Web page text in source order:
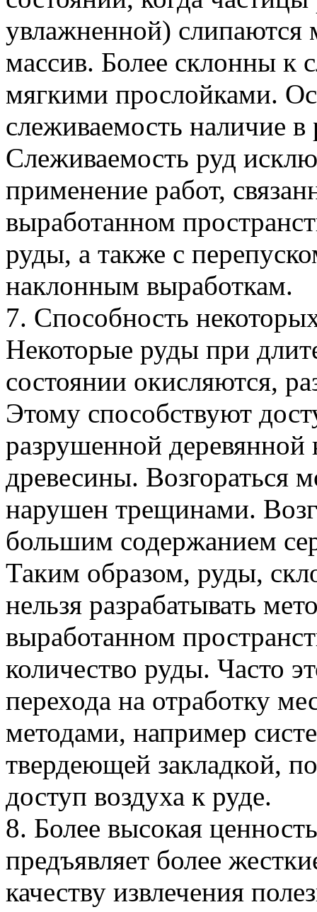
увлажненной) слипаются
массив. Более склонны к
мягкими прослойками.
слеживаемость наличие
Слеживаемость руд
применение работ,
выработанном
руды, а также с
наклонным выработкам.
7. Способность
Некоторые руды при
состоянии окисляются,
Этому способствуют
разрушенной деревянной
древесины. Возгораться
нарушен трещинами.
большим содержанием
Таким образом, руды,
нельзя разрабатывать
выработанном
количество руды. Часто
перехода на отработку
методами, например
твердеющей закладкой,
доступ воздуха к руде.
8. Более высокая
предъявляет более
качеству извлечения